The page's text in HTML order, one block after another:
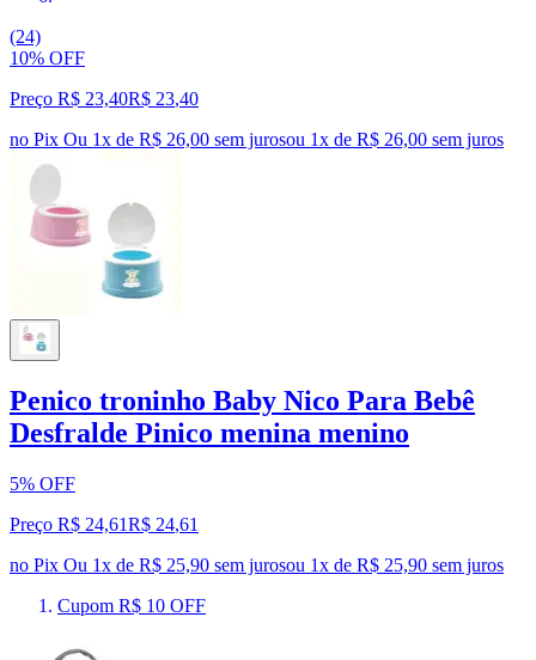
(24)
10% OFF
Preço R$ 23,40R$ 23,40
no Pix Ou 1x de R$ 26,00 sem jurosou 1x de R$ 26,00 sem juros
Penico troninho Baby Nico Para Bebê
Desfralde Pinico menina menino
5% OFF
Preço R$ 24,61R$ 24,61
no Pix Ou 1x de R$ 25,90 sem jurosou 1x de R$ 25,90 sem juros
Cupom R$ 10 OFF